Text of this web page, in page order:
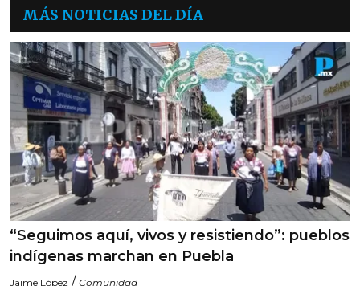
MÁS NOTICIAS DEL DÍA
“Seguimos aquí, vivos y resistiendo”: pueblos
indígenas marchan en Puebla
Jaime López / Comunidad